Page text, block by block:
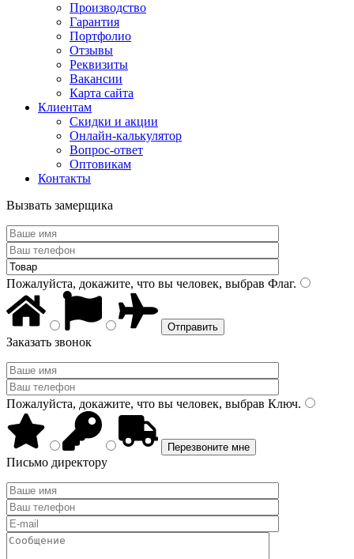
Производство
Гарантия
Портфолио
Отзывы
Реквизиты
Вакансии
Карта сайта
Клиентам
Скидки и акции
Онлайн-калькулятор
Вопрос-ответ
Оптовикам
Контакты
Вызвать замерщика
Пожалуйста, докажите, что вы человек, выбрав Флаг.
Заказать звонок
Пожалуйста, докажите, что вы человек, выбрав Ключ.
Письмо директору